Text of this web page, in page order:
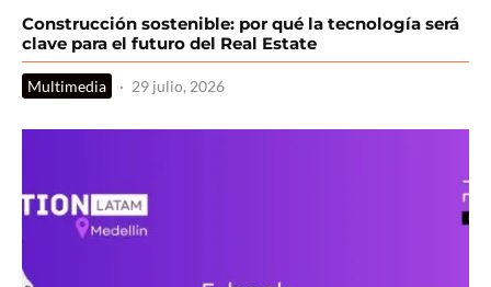
Construcción sostenible: por qué la tecnología será
clave para el futuro del Real Estate
Multimedia · 29 julio, 2026